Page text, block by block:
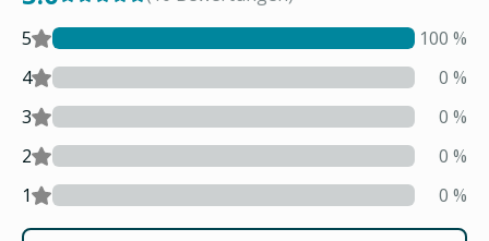
5
100 %
4
0 %
3
0 %
2
0 %
1
0 %